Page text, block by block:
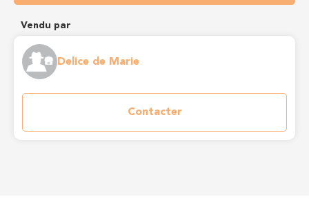
Vendu par
Delice de Marie
Contacter